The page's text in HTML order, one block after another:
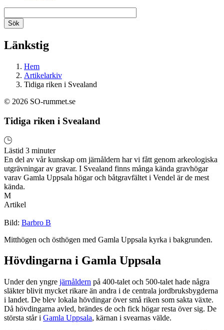
Länkstig
Hem
Artikelarkiv
Tidiga riken i Svealand
© 2026 SO-rummet.se
Tidiga riken i Svealand
Lästid 3 minuter
En del av vår kunskap om järnåldern har vi fått genom arkeologiska
utgrävningar av gravar. I Svealand finns många kända gravhögar
varav Gamla Uppsala högar och båtgravfältet i Vendel är de mest
kända.
M
Artikel
Bild: Barbro B
Mitthögen och östhögen med Gamla Uppsala kyrka i bakgrunden.
Hövdingarna i Gamla Uppsala
Under den yngre järnåldern på 400-talet och 500-talet hade några
släkter blivit mycket rikare än andra i de centrala jordbruksbygderna
i landet. De blev lokala hövdingar över små riken som sakta växte.
Då hövdingarna avled, brändes de och fick högar resta över sig. De
största står i Gamla Uppsala, kärnan i svearnas välde.